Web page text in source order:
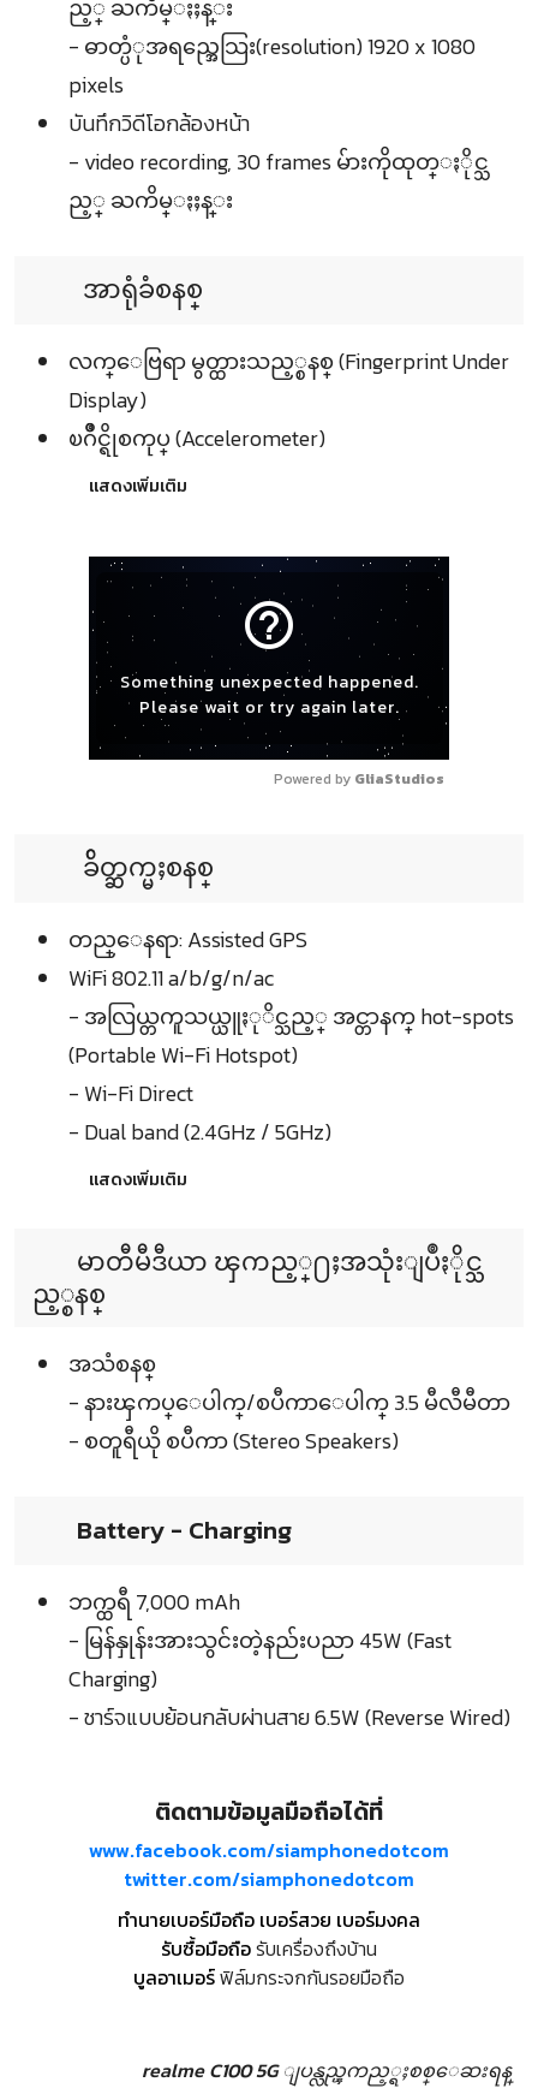
ည့္ ႀကိမ္ႏႈန္း
- ဓာတ္ပံုအရည္အေသြး(resolution) 1920 x 1080
pixels
บันทึกวิดีโอกล้องหน้า
- video recording, 30 frames မ်ားကိုထုတ္ႏိုင္သ
ည့္ ႀကိမ္ႏႈန္း
အာရုံခံစနစ္
လက္ေဗြရာ မွတ္ထားသည့္စနစ္ (Fingerprint Under
Display)
ၿဂိဳင္ရိုစကုပ္ (Accelerometer)
แสดงเพิ่มเติม
help_outline
Something unexpected happened.
Please wait or try again later.
Powered by GliaStudios
ခ်ိတ္ဆက္မႈစနစ္
တည္ေနရာ: Assisted GPS
WiFi 802.11 a/b/g/n/ac
- အလြယ္တကူသယ္ယူႏုိင္သည့္ အင္တာနက္ hot-spots
(Portable Wi-Fi Hotspot)
- Wi-Fi Direct
- Dual band (2.4GHz / 5GHz)
แสดงเพิ่มเติม
မာတီမီဒီယာ ၾကည့္႐ႈအသုံးျပဳႏိုင္သ
ည့္စနစ္
အသံစနစ္
- နားၾကပ္ေပါက္/စပီကာေပါက္ 3.5 မီလီမီတာ
- စတူရီယို စပီကာ (Stereo Speakers)
Battery - Charging
ဘက္ထရီ 7,000 mAh
- မြန်နှုန်းအားသွင်းတဲ့နည်းပညာ 45W (Fast
Charging)
- ชาร์จแบบย้อนกลับผ่านสาย 6.5W (Reverse Wired)
ติดตามข้อมูลมือถือได้ที่
www.facebook.com/siamphonedotcom
twitter.com/siamphonedotcom
ทำนายเบอร์มือถือ เบอร์สวย เบอร์มงคล
รับซื้อมือถือรับเครื่องถึงบ้าน
บูลอาเมอร์ฟิล์มกระจกกันรอยมือถือ
realme C100 5G ျပန္လည္ၾကည့္ရႈစစ္ေဆးရန္